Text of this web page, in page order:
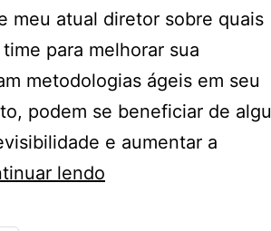
meu atual diretor sobre quais
para melhorar sua
metodologias ágeis em seu
podem se beneficiar de
e aumentar a
lendo